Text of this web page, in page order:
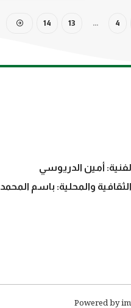
4
…
13
14
أمين الدريوسي
والمحلية: باسم المحمد